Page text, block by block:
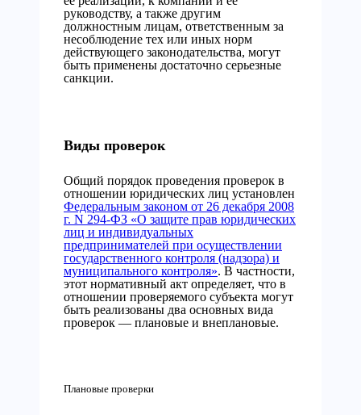
руководству, а также другим
должностным лицам, ответственным за
несоблюдение тех или иных норм
действующего законодательства, могут
быть применены достаточно серьезные
санкции.
Виды проверок
Общий порядок проведения проверок в
отношении юридических лиц установлен
Федеральным законом от 26 декабря 2008
г. N 294-ФЗ «О защите прав юридических
лиц и индивидуальных
предпринимателей при осуществлении
государственного контроля (надзора) и
муниципального контроля». В частности,
этот нормативный акт определяет, что в
отношении проверяемого субъекта могут
быть реализованы два основных вида
проверок — плановые и внеплановые.
Плановые проверки